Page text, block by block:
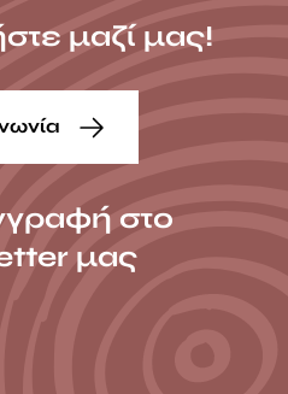
μαζί μας!
στο
μας